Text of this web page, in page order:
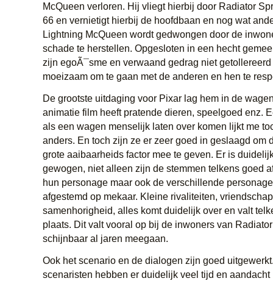
McQueen verloren. Hij vliegt hierbij door Radiator
66 en vernietigt hierbij de hoofdbaan en nog wat
Lightning McQueen wordt gedwongen door de
schade te herstellen. Opgesloten in een hecht
zijn egoÃ¯sme en verwaand gedrag niet
moeizaam om te gaan met de anderen en hen te
De grootste uitdaging voor Pixar lag hem in de
animatie film heeft pratende dieren, speelgoed enz.
als een wagen menselijk laten over komen lijkt me
anders. En toch zijn ze er zeer goed in geslaagd om
grote aaibaarheids factor mee te geven. Er is
gewogen, niet alleen zijn de stemmen telkens goed
hun personage maar ook de verschillende
afgestemd op mekaar. Kleine rivaliteiten,
samenhorigheid, alles komt duidelijk over en valt
plaats. Dit valt vooral op bij de inwoners van
schijnbaar al jaren meegaan.
Ook het scenario en de dialogen zijn goed
scenaristen hebben er duidelijk veel tijd en aandacht